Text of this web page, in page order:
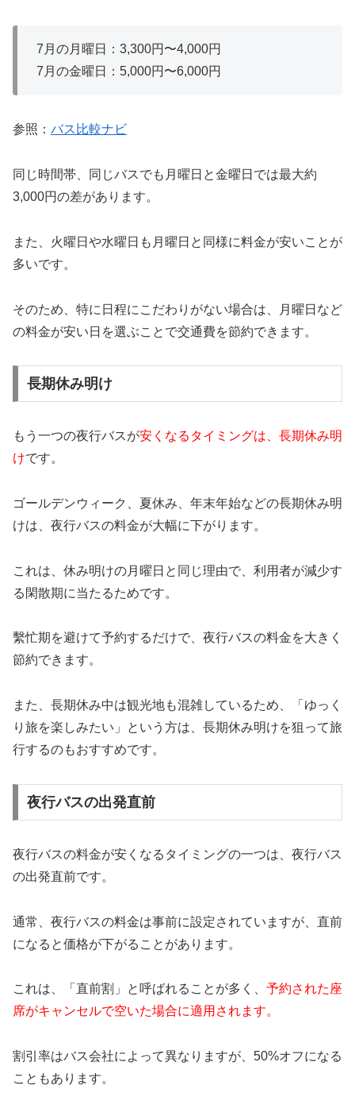
7月の月曜日：3,300円〜4,000円
7月の金曜日：5,000円〜6,000円
参照： バス比較ナビ
同じ時間帯、同じバスでも月曜日と金曜日では最大約
3,000円の差があります。
また、火曜日や水曜日も月曜日と同様に料金が安いことが
多いです。
そのため、特に日程にこだわりがない場合は、月曜日など
の料金が安い日を選ぶことで交通費を節約できます。
長期休み明け
もう一つの夜行バスが安くなるタイミングは、長期休み明
けです。
ゴールデンウィーク、夏休み、年末年始などの長期休み明
けは、夜行バスの料金が大幅に下がります。
これは、休み明けの月曜日と同じ理由で、利用者が減少す
る閑散期に当たるためです。
繫忙期を避けて予約するだけで、夜行バスの料金を大きく
節約できます。
また、長期休み中は観光地も混雑しているため、「ゆっく
り旅を楽しみたい」という方は、長期休み明けを狙って旅
行するのもおすすめです。
夜行バスの出発直前
夜行バスの料金が安くなるタイミングの一つは、夜行バス
の出発直前です。
通常、夜行バスの料金は事前に設定されていますが、直前
になると価格が下がることがあります。
これは、「直前割」と呼ばれることが多く、 予約された座
席がキャンセルで空いた場合に適用されます。
割引率はバス会社によって異なりますが、50%オフになる
こともあります。